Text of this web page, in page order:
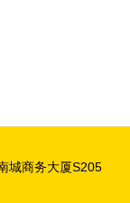
城商务大厦S205